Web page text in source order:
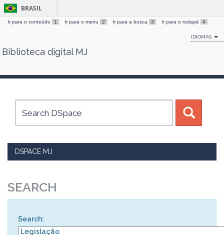
Skip
BRASIL
Ir para o conteúdo 1 Ir para o menu 2 Ir para a busca 3 Ir para o rodapé 4
IDIOMAS
Biblioteca digital MJ
DSPACE MJ
SEARCH
Search: